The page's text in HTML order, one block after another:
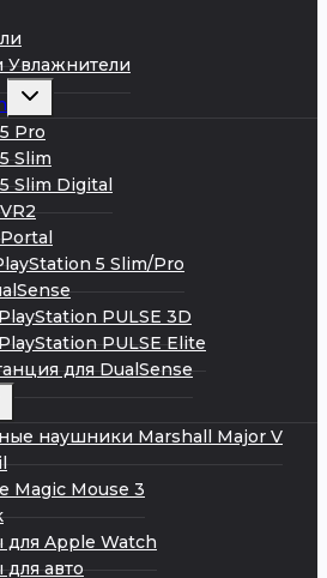
Увлажнители
Развернуть
меню
Pro
Slim
Slim Digital
5 Slim/Pro
PULSE 3D
PULSE Elite
для DualSense
наушники Marshall Major V
Mouse 3
для Apple Watch
для авто